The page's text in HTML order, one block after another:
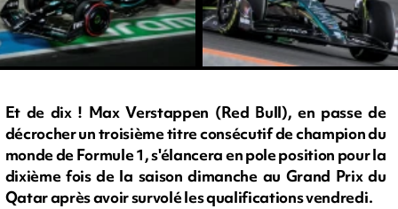
Et de dix ! Max Verstappen (Red Bull), en passe de
décrocher un troisième titre consécutif de champion du
monde de Formule 1, s'élancera en pole position pour la
dixième fois de la saison dimanche au Grand Prix du
Qatar après avoir survolé les qualifications vendredi.